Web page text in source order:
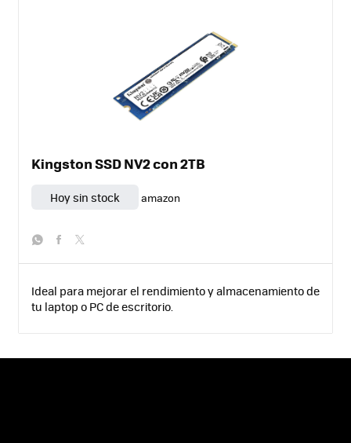
Kingston SSD NV2 con 2TB
Hoy sin stock amazon
whatsapp
facebook
twitter
Ideal para mejorar el rendimiento y almacenamiento de
tu laptop o PC de escritorio.